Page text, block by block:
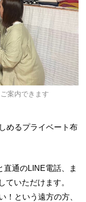
案内できます
めるプライベート布
通のLINE電話、ま
ていただけます。
！という遠方の方、